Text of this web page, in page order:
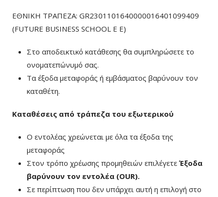
ΕΘΝΙΚΗ ΤΡΑΠΕΖΑ: GR2301101640000016401099409
(FUTURE BUSINESS SCHOOL E E)
Στο αποδεικτικό κατάθεσης θα συμπληρώσετε το
ονοματεπώνυμό σας.
Τα έξοδα μεταφοράς ή εμβάσματος βαρύνουν τον
καταθέτη.
Καταθέσεις από τράπεζα του εξωτερικού
Ο εντολέας χρεώνεται με όλα τα έξοδα της
μεταφοράς
Στον τρόπο χρέωσης προμηθειών επιλέγετε Έξοδα
βαρύνουν τον εντολέα (ΟUR).
Σε περίπτωση που δεν υπάρχει αυτή η επιλογή στο